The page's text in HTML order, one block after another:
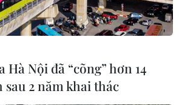
Nội đã “cõng” hơn 14
2 năm khai thác